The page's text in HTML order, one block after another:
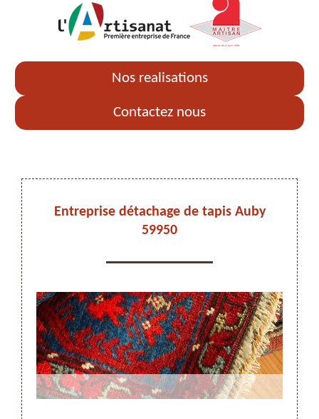
Nos realisations
Contactez nous
Entreprise détachage de tapis Auby
59950